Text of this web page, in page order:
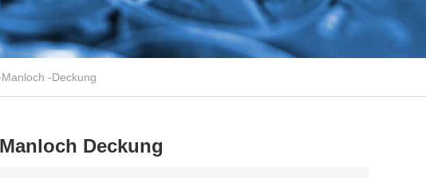
-Deckung
Deckung